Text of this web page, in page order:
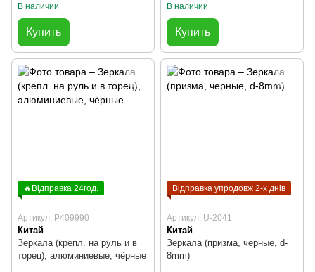
В наличии
Купить
В наличии
Купить
🔥Відправка 24год.
Артикул: P409990
Китай
Зеркала (крепл. на руль и в
торец), алюминиевые, чёрные
Відправка упродовж 2-х днів
Артикул: U-2041
Китай
Зеркала (призма, черные, d-
8mm)